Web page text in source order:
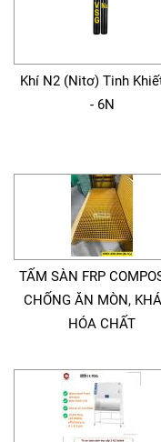
Khí N2 (Nitơ) Tinh
- 6N
TẤM SÀN FRP
CHỐNG ĂN MÒN,
HÓA CHẤT